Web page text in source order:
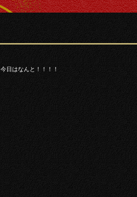
今日はなんと！！！！